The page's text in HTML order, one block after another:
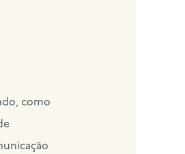
como